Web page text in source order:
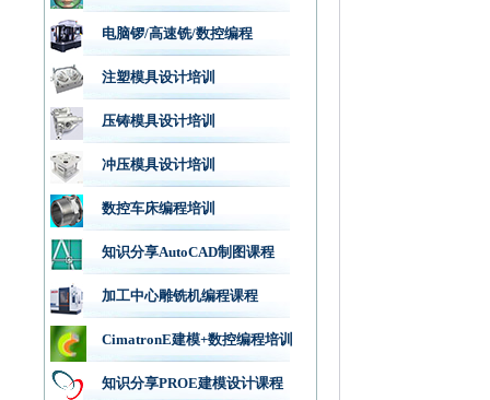
电脑锣/高速铣/数控编程
注塑模具设计培训
压铸模具设计培训
冲压模具设计培训
数控车床编程培训
知识分享AutoCAD制图课程
加工中心雕铣机编程课程
CimatronE建模+数控编程培训
知识分享PROE建模设计课程